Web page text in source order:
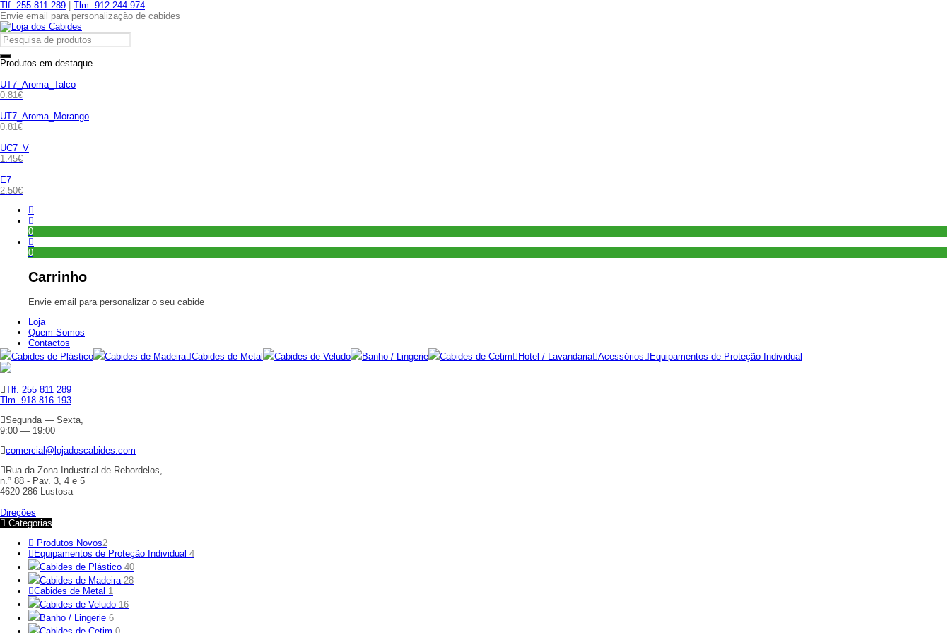
Tlf. 255 811 289
Tlm. 912 244 974
Envie email para personalização de cabides
Produtos em destaque
UT7_Aroma_Talco
0.81€
UT7_Aroma_Morango
0.81€
UC7_V
1.45€
E7
2.50€
0
0
Carrinho
Envie email para personalizar o seu cabide
Loja
Quem Somos
Contactos
Cabides de Plástico
Cabides de Madeira Cabides de Metal Cabides de Veludo Banho / Lingerie Cabides de Cetim Hotel / Lavandaria Acessórios Equipamentos de Proteção Individual
Tlf. 255 811 289
Tlm. 918 816 193
Segunda — Sexta,
9:00 — 19:00
comercial@lojadoscabides.com
Rua da Zona Industrial de Rebordelos,
n.º 88 - Pav. 3, 4 e 5
4620-286 Lustosa
Direções
Categorias
Produtos Novos2
Equipamentos de Proteção Individual 4
Cabides de Plástico 40
Cabides de Madeira 28
Cabides de Metal 1
Cabides de Veludo 16
Banho / Lingerie 6